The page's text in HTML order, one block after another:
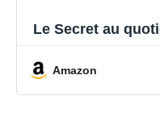
Le Secret au
Amazon